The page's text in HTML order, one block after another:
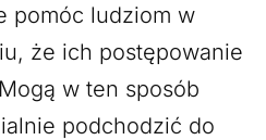
pomóc ludziom w
że ich postępowanie
w ten sposób
podchodzić do